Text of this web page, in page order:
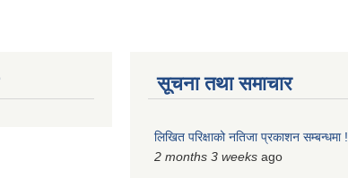
सूचना तथा समाचार
लिखित परिक्षाको नतिजा प्रकाशन सम्बन्धमा !
2 months 3 weeks ago